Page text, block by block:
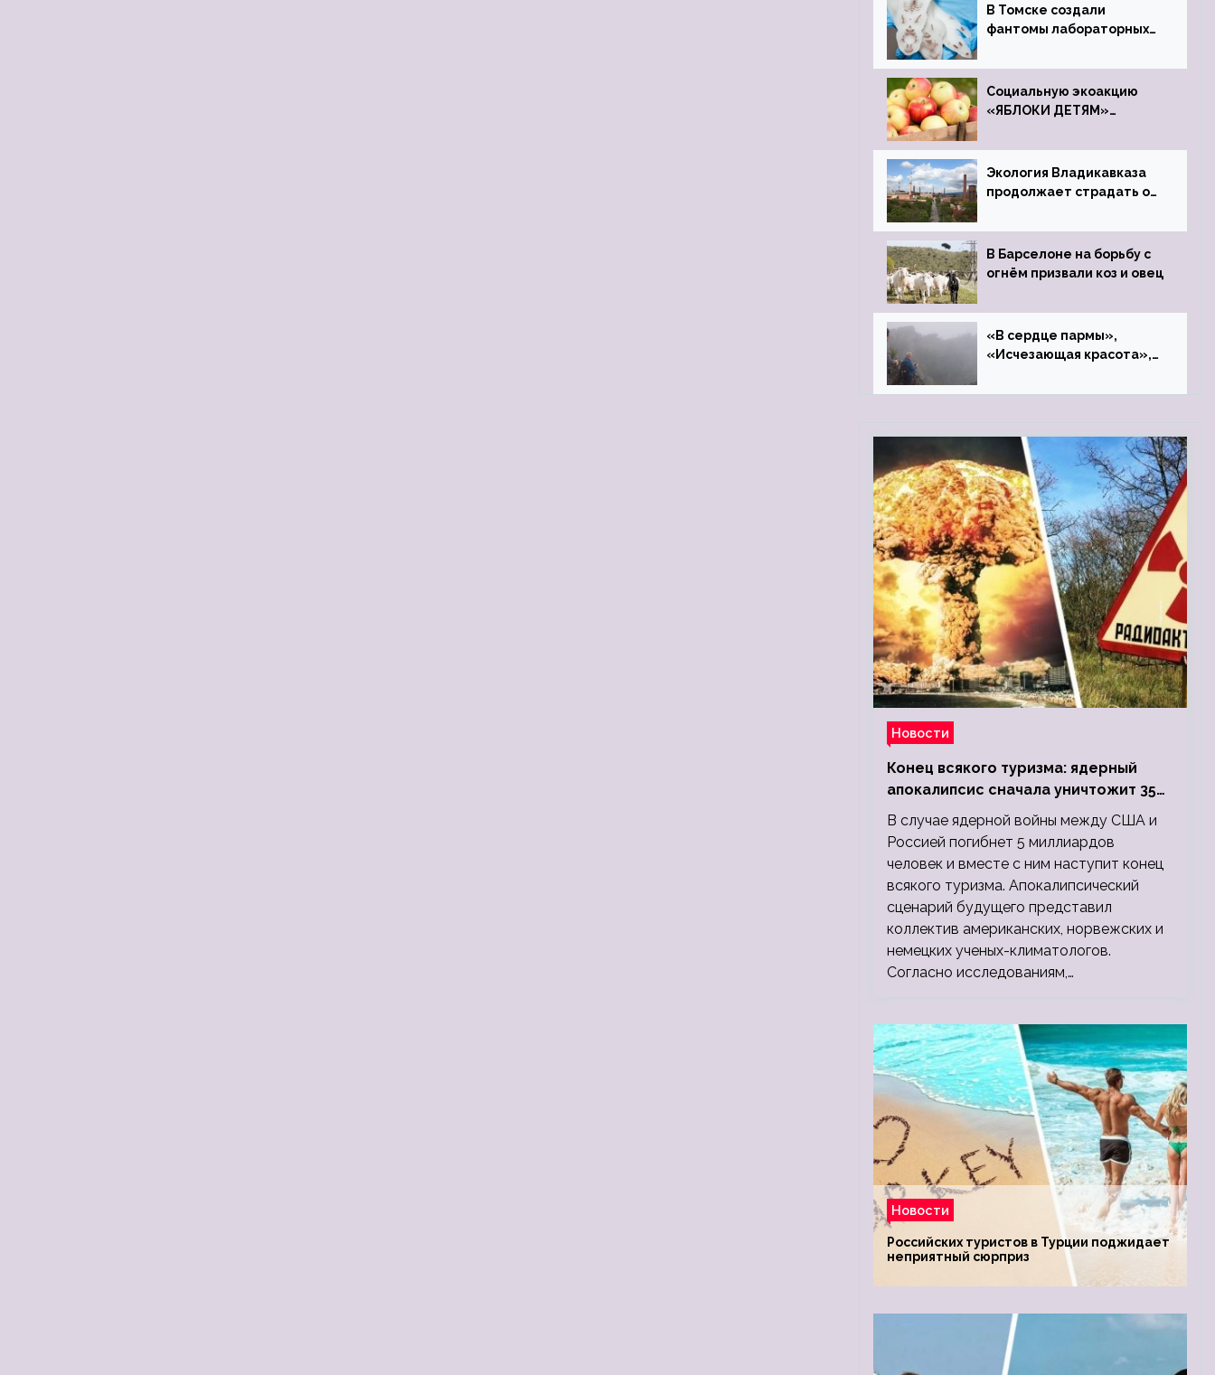
В Томске создали
фантомы лабораторных
Социальную экоакцию
«ЯБЛОКИ ДЕТЯМ»
Экология Владикавказа
продолжает страдать от
завода
В Барселоне на борьбу с
огнём призвали коз и овец
«В сердце пармы»,
«Исчезающая красота»,
Новости
Конец всякого туризма: ядерный
апокалипсис сначала уничтожит 350
миллионов, а потом 5 миллиардов
людей
В случае ядерной войны между США и
Россией погибнет 5 миллиардов
человек и вместе с ним наступит конец
всякого туризма. Апокалипсический
сценарий будущего представил
коллектив американских, норвежских и
немецких ученых-климатологов.
Согласно исследованиям,…
Новости
Российских туристов в Турции поджидает
неприятный сюрприз